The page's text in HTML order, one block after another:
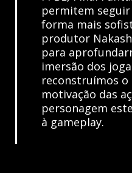
permitem
forma mais
produtor
para
imersão dos
reconstruímos o
motivação das
personagem
à gameplay.